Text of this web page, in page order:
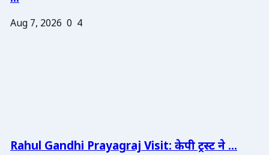
Aug 7, 2026 0 4
Rahul Gandhi Prayagraj Visit: केपी ट्रस्ट ने ...